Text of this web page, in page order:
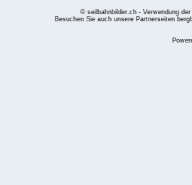
© seilbahnbilder.ch - Verwendung
Besuchen Sie auch unsere Partnerseiten